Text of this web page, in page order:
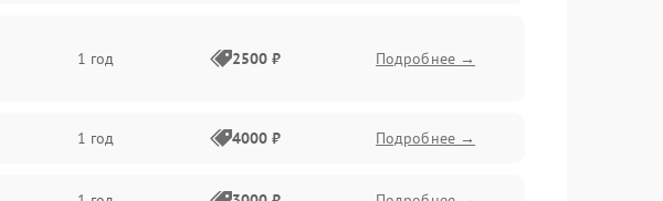
1 год 2500 ₽ Подробнее →
1 год 4000 ₽ Подробнее →